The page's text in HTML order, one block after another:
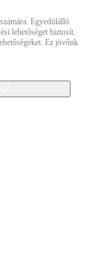
Egyedülálló
lehetőséget biztosít.
Ez jövőnk